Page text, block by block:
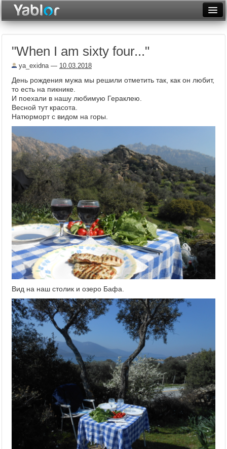
Неделя
Видеотоп
"When I am sixty four..."
ya_exidna— 10.03.2018
День рождения мужа мы решили отметить так, как он любит,
то есть на пикнике.
И поехали в нашу любимую Гераклею.
Весной тут красота.
Натюрморт с видом на горы.
Вид на наш столик и озеро Бафа.